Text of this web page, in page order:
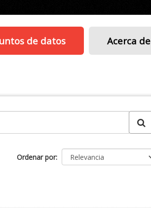
de datos Acerca de
Ordenar por